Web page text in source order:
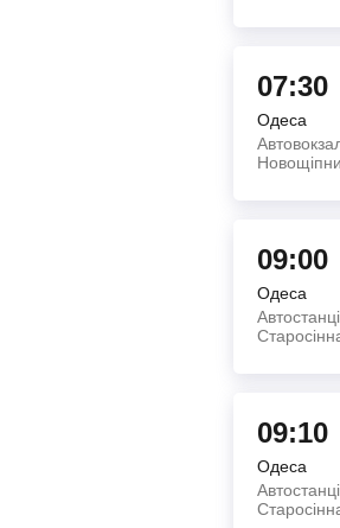
07:30
Одеса
09:00
Одеса
09:10
Одеса